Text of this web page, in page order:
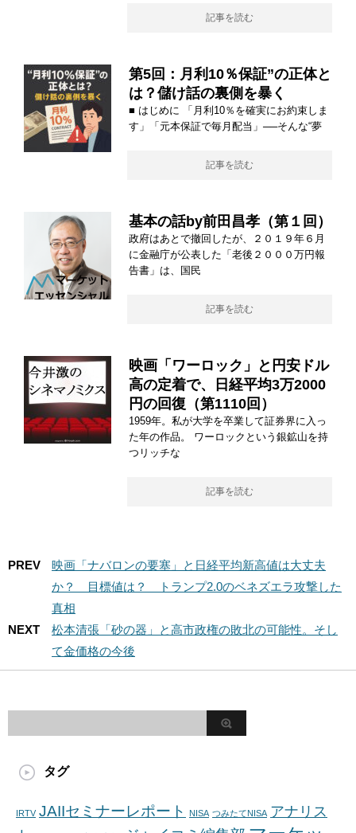
記事を読む
第5回：月利10％保証”の正体と
は？儲け話の裏側を暴く
■ はじめに 「月利10％を確実にお約束しま
す」「元本保証で毎月配当」──そんな“夢
記事を読む
基本の話by前田昌孝（第１回）
政府はあとで撤回したが、２０１９年６月
に金融庁が公表した「老後２０００万円報
告書」は、国民
記事を読む
映画「ワーロック」と円安ドル
高の定着で、日経平均3万2000
円の回復（第1110回）
1959年。私が大学を卒業して証券界に入っ
た年の作品。 ワーロックという銀鉱山を持
つリッチな
記事を読む
PREV
映画「ナバロンの要塞」と日経平均新高値は大丈夫
か？ 目標値は？ トランプ2.0のベネズエラ攻撃した
真相
NEXT
松本清張「砂の器」と高市政権の敗北の可能性。そし
て金価格の今後
タグ
IRTV JAIIセミナーレポート NISA つみたてNISA アナリス